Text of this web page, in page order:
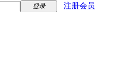
登录 注册会员